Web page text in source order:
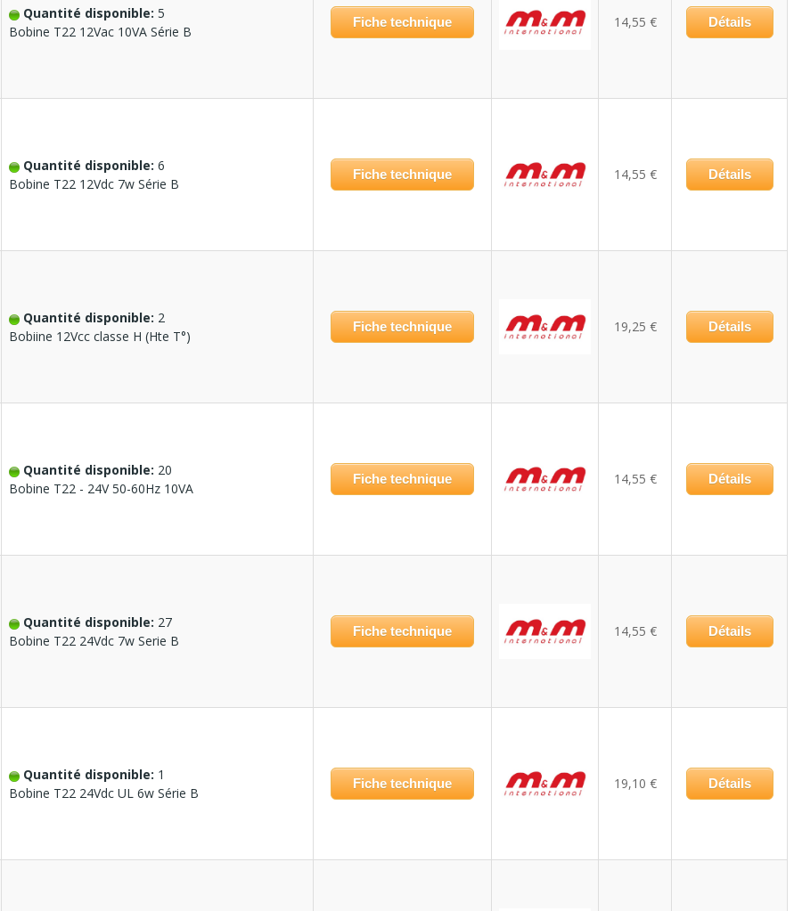
Quantité disponible: 5
Bobine T22 12Vac 10VA Série B
Fiche technique 14,55 € Détails
Quantité disponible: 6
Bobine T22 12Vdc 7w Série B
Fiche technique 14,55 € Détails
Quantité disponible: 2
Bobiine 12Vcc classe H (Hte T°)
Fiche technique 19,25 € Détails
Quantité disponible: 20
Bobine T22 - 24V 50-60Hz 10VA
Fiche technique 14,55 € Détails
Quantité disponible: 27
Bobine T22 24Vdc 7w Serie B
Fiche technique 14,55 € Détails
Quantité disponible: 1
Bobine T22 24Vdc UL 6w Série B
Fiche technique 19,10 € Détails